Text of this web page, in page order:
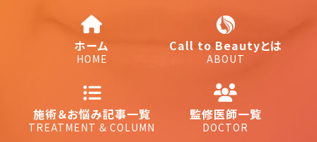
ホーム
HOME
Call to Beautyとは
ABOUT
施術＆お悩み記事一覧
TREATMENT & COLUMN
監修医師一覧
DOCTOR